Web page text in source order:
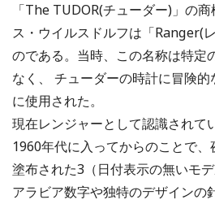
「The TUDOR(チューダー)」の
ス・ウイルスドルフは「Ranger(
のである。当時、この名称は特定
なく、 チューダーの時計に冒険
に使用された。
現在レンジャーとして認識されて
1960年代に入ってからのことで
塗布された3（日付表示の無いモ
アラビア数字や独特のデザインの